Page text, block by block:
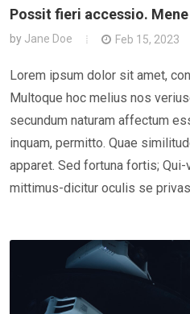
Possit fieri accessio.
by Jane Doe Feb 15, 2023
Lorem ipsum dolor sit amet,
Multoque hoc melius nos
secundum naturam affectum
inquam, permitto. Quae
apparet. Sed fortuna fortis;
mittimus-dicitur oculis se